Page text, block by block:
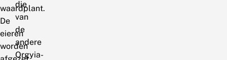
waardplant.
De
eieren
worden
die
van
de
andere
Orgyia-